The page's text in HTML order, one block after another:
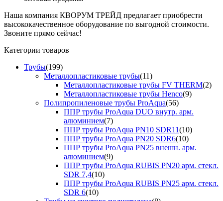
Наша компания КВОРУМ ТРЕЙД предлагает приобрести
высококачественное оборудование по выгодной стоимости.
Звоните прямо сейчас!
Категории товаров
Трубы(199)
Металлопластиковые трубы(11)
Металлопластиковые трубы FV THERM(2)
Металлопластиковые трубы Henco(9)
Полипропиленовые трубы ProAqua(56)
ППР трубы ProAqua DUO внутр. арм.
алюминием(7)
ППР трубы ProAqua PN10 SDR11(10)
ППР трубы ProAqua PN20 SDR6(10)
ППР трубы ProAqua PN25 внешн. арм.
алюминием(9)
ППР трубы ProAqua RUBIS PN20 арм. стекл.
SDR 7,4(10)
ППР трубы ProAqua RUBIS PN25 арм. стекл.
SDR 6(10)